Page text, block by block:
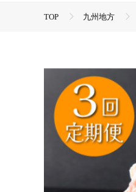
TOP 九州地方